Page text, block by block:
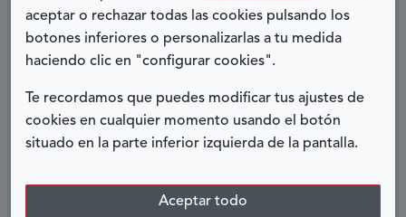
aceptar o rechazar todas las cookies pulsando los
botones inferiores o personalizarlas a tu medida
haciendo clic en "configurar cookies".
Te recordamos que puedes modificar tus ajustes de
cookies en cualquier momento usando el botón
situado en la parte inferior izquierda de la pantalla.
Aceptar todo
“No existen límites mentales”,ya que es cierto
que con dedicación, esfuerzo y constancia se
superan todos los límites existentes en nosotros
mismos.
becada en el Programa Oportunidad al